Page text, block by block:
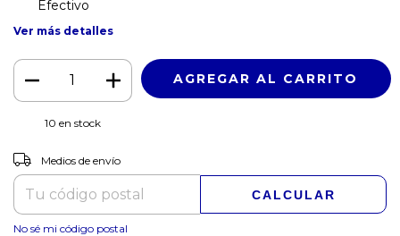
Efectivo
Ver más detalles
10 en stock
Entregas para el CP:
Medios de envío
CALCULAR
No sé mi código postal